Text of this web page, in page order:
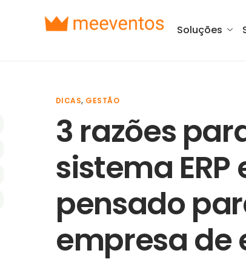
Soluções
DICAS, GESTÃO
3 razões
sistema
pensado
empresa de